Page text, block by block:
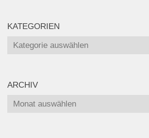
KATEGORIEN
Kategorien
ARCHIV
Archiv